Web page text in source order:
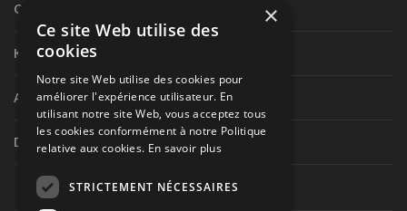
Circuit routier canadien
Karting
Autres séries nationales
Divers
×
Ce site Web utilise des
cookies
Notre site Web utilise des cookies pour
améliorer l'expérience utilisateur. En
utilisant notre site Web, vous acceptez tous
les cookies conformément à notre Politique
relative aux cookies. En savoir plus
STRICTEMENT NÉCESSAIRES